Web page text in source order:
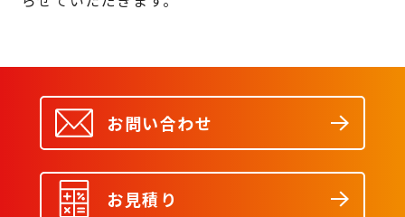
お問い合わせ
お見積り